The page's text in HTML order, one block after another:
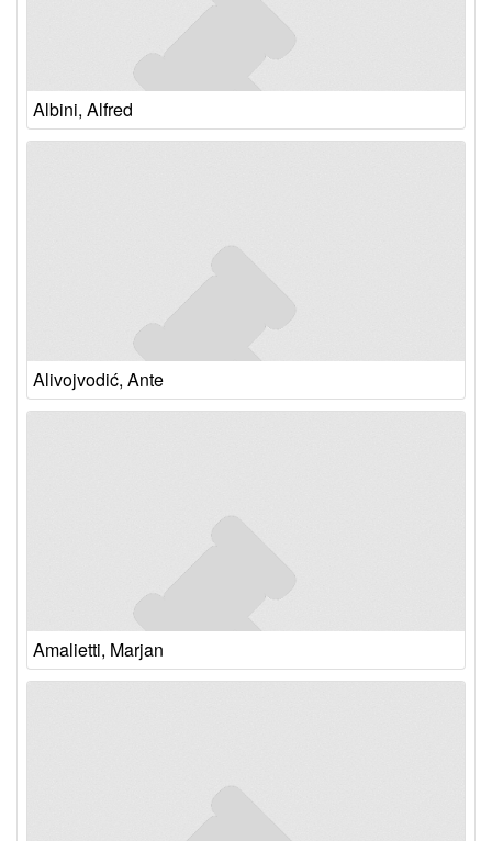
Albini, Alfred
Alivojvodić, Ante
Amalietti, Marjan